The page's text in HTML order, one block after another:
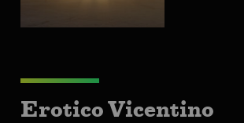
Erotico Vicentino